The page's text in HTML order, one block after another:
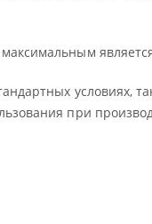
условиях,
при